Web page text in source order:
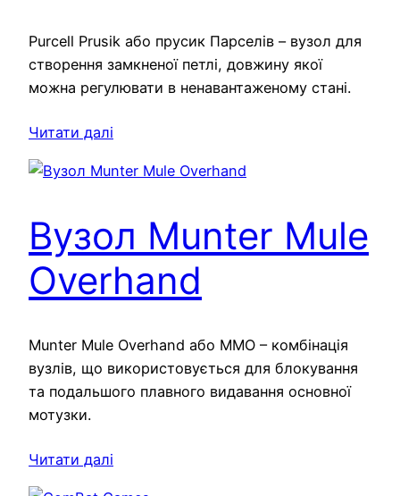
Purcell Prusik або прусик Парселів – вузол для
створення замкненої петлі, довжину якої
можна регулювати в ненавантаженому стані.
Читати далі
Вузол Munter Mule
Overhand
Munter Mule Overhand або MMO – комбінація
вузлів, що використовується для блокування
та подальшого плавного видавання основної
мотузки.
Читати далі